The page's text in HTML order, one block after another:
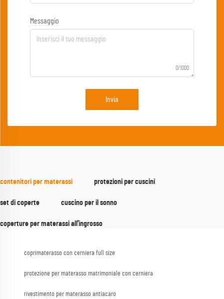
Messaggio
0/1000
Invia
contenitori per materassi protezioni per cuscini
set di coperte cuscino per il sonno
coperture per materassi all'ingrosso
coprimaterasso con cerniera full size
protezione per materasso matrimoniale con cerniera
rivestimento per materasso antiacaro